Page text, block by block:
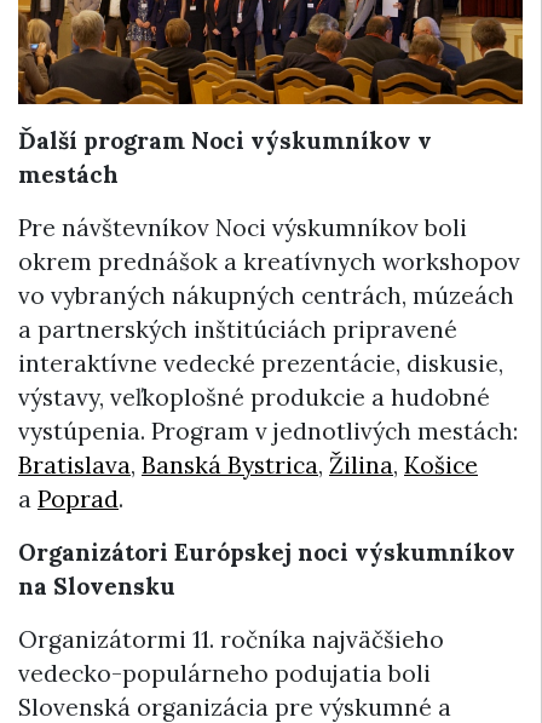
Ďalší program Noci výskumníkov v
mestách
Pre návštevníkov Noci výskumníkov boli
okrem prednášok a kreatívnych workshopov
vo vybraných nákupných centrách, múzeách
a partnerských inštitúciách pripravené
interaktívne vedecké prezentácie, diskusie,
výstavy, veľkoplošné produkcie a hudobné
vystúpenia. Program v jednotlivých mestách:
Bratislava, Banská Bystrica, Žilina, Košice
a Poprad.
Organizátori Európskej noci výskumníkov
na Slovensku
Organizátormi 11. ročníka najväčšieho
vedecko-populárneho podujatia boli
Slovenská organizácia pre výskumné a